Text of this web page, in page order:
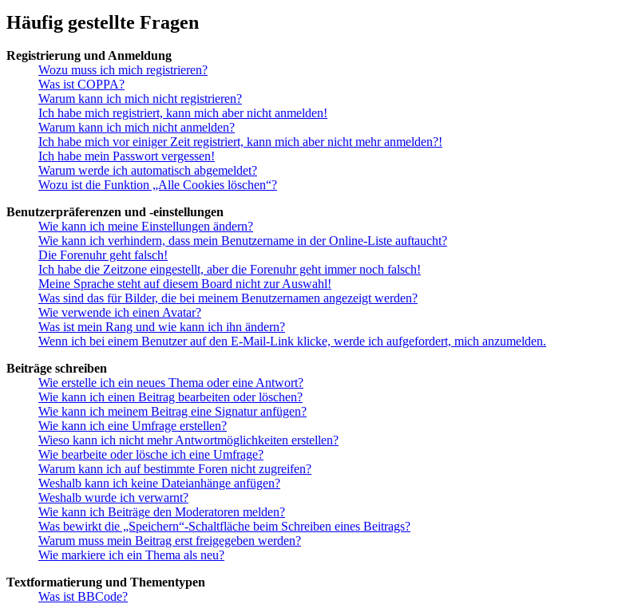
Häufig gestellte Fragen
Registrierung und Anmeldung
Wozu muss ich mich registrieren?
Was ist COPPA?
Warum kann ich mich nicht registrieren?
Ich habe mich registriert, kann mich aber nicht anmelden!
Warum kann ich mich nicht anmelden?
Ich habe mich vor einiger Zeit registriert, kann mich aber nicht mehr anmelden?!
Ich habe mein Passwort vergessen!
Warum werde ich automatisch abgemeldet?
Wozu ist die Funktion „Alle Cookies löschen“?
Benutzerpräferenzen und -einstellungen
Wie kann ich meine Einstellungen ändern?
Wie kann ich verhindern, dass mein Benutzername in der Online-Liste auftaucht?
Die Forenuhr geht falsch!
Ich habe die Zeitzone eingestellt, aber die Forenuhr geht immer noch falsch!
Meine Sprache steht auf diesem Board nicht zur Auswahl!
Was sind das für Bilder, die bei meinem Benutzernamen angezeigt werden?
Wie verwende ich einen Avatar?
Was ist mein Rang und wie kann ich ihn ändern?
Wenn ich bei einem Benutzer auf den E-Mail-Link klicke, werde ich aufgefordert, mich anzumelden.
Beiträge schreiben
Wie erstelle ich ein neues Thema oder eine Antwort?
Wie kann ich einen Beitrag bearbeiten oder löschen?
Wie kann ich meinem Beitrag eine Signatur anfügen?
Wie kann ich eine Umfrage erstellen?
Wieso kann ich nicht mehr Antwortmöglichkeiten erstellen?
Wie bearbeite oder lösche ich eine Umfrage?
Warum kann ich auf bestimmte Foren nicht zugreifen?
Weshalb kann ich keine Dateianhänge anfügen?
Weshalb wurde ich verwarnt?
Wie kann ich Beiträge den Moderatoren melden?
Was bewirkt die „Speichern“-Schaltfläche beim Schreiben eines Beitrags?
Warum muss mein Beitrag erst freigegeben werden?
Wie markiere ich ein Thema als neu?
Textformatierung und Thementypen
Was ist BBCode?